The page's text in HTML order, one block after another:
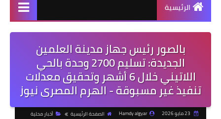
الرئيسية
بالصور رئيس جهاز مدينة العلمين
الجديدة: تسليم 2700 وحدة بالحي
اللاتيني خلال 6 أشهر وتحقيق معدلات
تنفيذ غير مسبوقة - الهرم المصرى نيوز
Hamdy algyar الصفحة الرئيسية أخبار محلية